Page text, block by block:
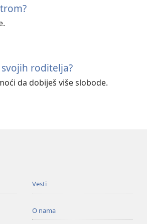
roditelja?
da dobiješ više slobode.
Vesti
O nama